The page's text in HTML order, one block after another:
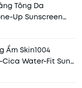
Tông Da
Up Sunscreen
Ẩm Skin1004
Water-Fit Sun